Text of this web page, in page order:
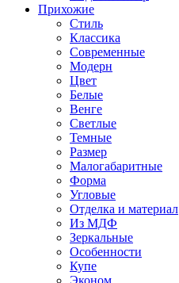
Прихожие
Стиль
Классика
Современные
Модерн
Цвет
Белые
Венге
Светлые
Темные
Размер
Малогабаритные
Форма
Угловые
Отделка и материал
Из МДФ
Зеркальные
Особенности
Купе
Эконом